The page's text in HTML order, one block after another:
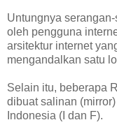
Untungnya
oleh pengguna
arsitektur internet
mengandalkan satu
Selain itu, beberapa
dibuat salinan
Indonesia (I dan F).